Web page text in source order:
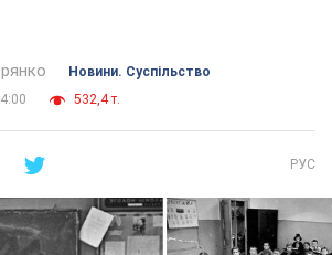
Новини. Суспільство
532,4 т.
РУС